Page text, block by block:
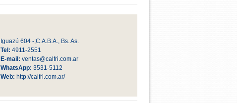
Iguazú 604 -;C.A.B.A., Bs. As.
Tel: 4911-2551
E-mail: ventas@calfri.com.ar
WhatsApp: 3531-5112
Web: http://calfri.com.ar/